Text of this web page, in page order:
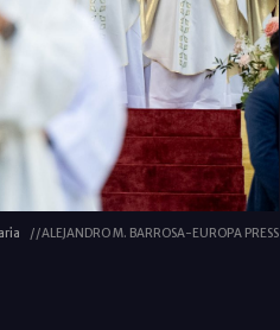
//ALEJANDRO M. BARROSA-EUROPA PRESS